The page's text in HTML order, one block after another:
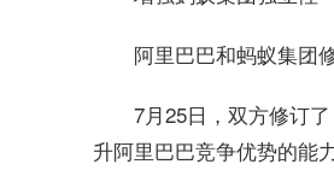
阿里巴巴和蚂蚁集团
7月25日，双方修订
升阿里巴巴竞争优势的能